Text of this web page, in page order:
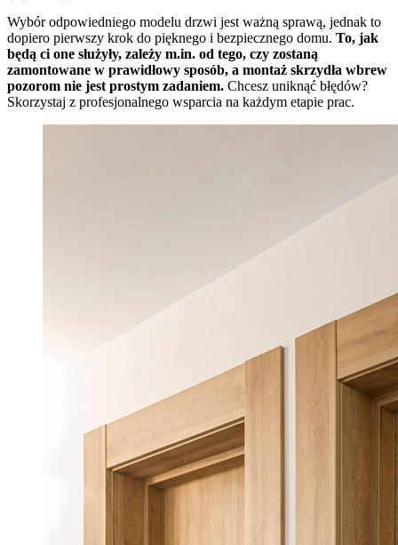
Wybór odpowiedniego modelu drzwi jest ważną sprawą, jednak to
dopiero pierwszy krok do pięknego i bezpiecznego domu. To, jak
będą ci one służyły, zależy m.in. od tego, czy zostaną
zamontowane w prawidłowy sposób, a montaż skrzydła wbrew
pozorom nie jest prostym zadaniem. Chcesz uniknąć błędów?
Skorzystaj z profesjonalnego wsparcia na każdym etapie prac.